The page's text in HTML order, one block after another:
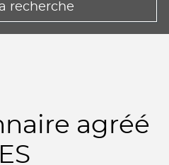
recherche
agréé